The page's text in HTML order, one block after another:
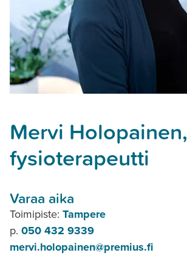
Mervi Holopainen,
fysioterapeutti
Varaa aika
Toimipiste: Tampere
p. 050 432 9339
mervi.holopainen@premius.fi